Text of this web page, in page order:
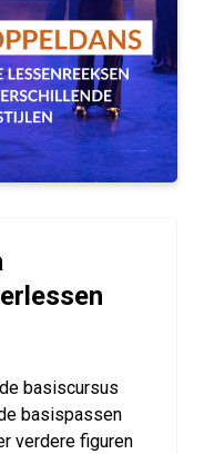
basiscursus
basispassen
verdere figuren